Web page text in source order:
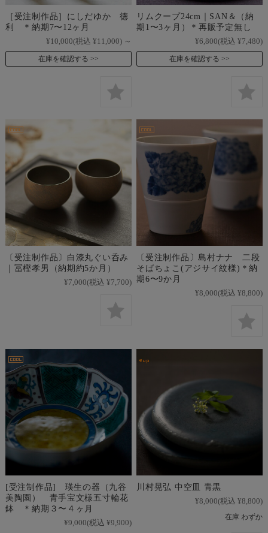
［受注制作品］にしだゆか 徳
利 ＊納期7〜12ヶ月
¥10,000(税込 ¥11,000) ～
在庫を確認する
リムクープ24cm｜SAN＆（納
期1〜3ヶ月）＊再販予定無し
¥6,800(税込 ¥7,480)
在庫を確認する
〔受注制作品〕白漆丸ぐい呑み
｜冨樫孝男（納期約5か月）
¥7,000(税込 ¥7,700)
〔受注制作品〕島村ナナ 二段
そばちょこ(アジサイ紋様)＊納
期6〜9か月
¥8,000(税込 ¥8,800)
[受注制作品] 瑛生の器（九谷
美陶園） 青手宝文様五寸輪花
鉢 ＊納期３〜４ヶ月
¥9,000(税込 ¥9,900)
川村晃弘 中空皿 青黒
¥8,000(税込 ¥8,800)
在庫 わずか